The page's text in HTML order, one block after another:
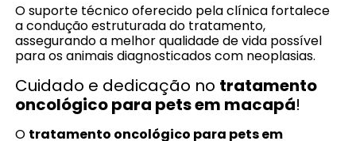
O suporte técnico oferecido pela clínica fortalece
a condução estruturada do tratamento,
assegurando a melhor qualidade de vida possível
para os animais diagnosticados com neoplasias.
Cuidado e dedicação no tratamento
oncológico para pets em macapá!
O tratamento oncológico para pets em